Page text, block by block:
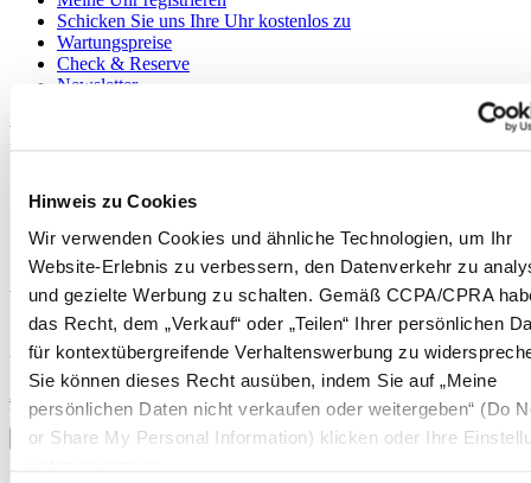
Hinweis zu Cookies
Wir verwenden Cookies und ähnliche Technologien, um Ihr
Website-Erlebnis zu verbessern, den Datenverkehr zu
und gezielte Werbung zu schalten. Gemäß CCPA/CPRA
das Recht, dem „Verkauf“ oder „Teilen“ Ihrer persönlichen
für kontextübergreifende Verhaltenswerbung zu
Sie können dieses Recht ausüben, indem Sie auf „Meine
persönlichen Daten nicht verkaufen oder weitergeben“ (Do
or Share My Personal Information) klicken oder Ihre
Schicken Sie uns Ihre Uhr kostenlos zu
Wartungspreise
Check & Reserve
Newsletter
Rechtliches
Datenschutzerklärung
Hinweis zu Cookies
Verkaufsbedingungen und Konditionen
Willkommen im CERTINA Club
Abonnieren Sie unseren Newsletter und erhalten Sie exklusive
Information
Anmelden
Land/Region auswählen
Sprachumschalter